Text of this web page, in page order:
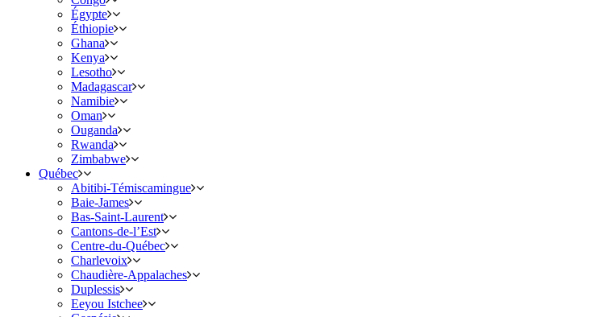
Égypte
Éthiopie
Ghana
Kenya
Lesotho
Madagascar
Namibie
Oman
Ouganda
Rwanda
Zimbabwe
Québec
Abitibi-Témiscamingue
Baie-James
Bas-Saint-Laurent
Cantons-de-l’Est
Centre-du-Québec
Charlevoix
Chaudière-Appalaches
Duplessis
Eeyou Istchee